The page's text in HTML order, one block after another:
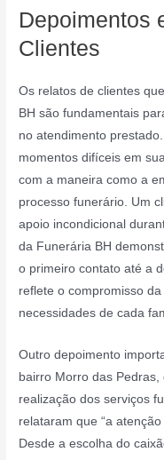
Depoimentos
Clientes
Os relatos de clientes
BH são fundamentais
no atendimento
momentos difíceis em
com a maneira como a
processo funerário. Um
apoio incondicional
da Funerária BH
o primeiro contato até a
reflete o compromisso
necessidades de cada
Outro depoimento
bairro Morro das
realização dos serviços
relataram que “a
Desde a escolha do